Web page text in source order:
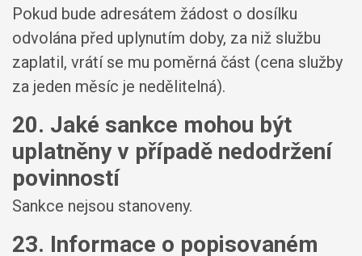
Pokud bude adresátem žádost o dosílku
odvolána před uplynutím doby, za niž službu
zaplatil, vrátí se mu poměrná část (cena služby
za jeden měsíc je nedělitelná).
20. Jaké sankce mohou být
uplatněny v případě nedodržení
povinností
Sankce nejsou stanoveny.
23. Informace o popisovaném